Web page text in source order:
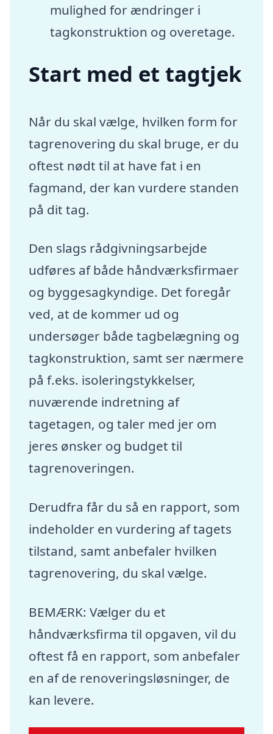
mulighed for ændringer i
tagkonstruktion og overetage.
Start med et tagtjek
Når du skal vælge, hvilken form for
tagrenovering du skal bruge, er du
oftest nødt til at have fat i en
fagmand, der kan vurdere standen
på dit tag.
Den slags rådgivningsarbejde
udføres af både håndværksfirmaer
og byggesagkyndige. Det foregår
ved, at de kommer ud og
undersøger både tagbelægning og
tagkonstruktion, samt ser nærmere
på f.eks. isoleringstykkelser,
nuværende indretning af
tagetagen, og taler med jer om
jeres ønsker og budget til
tagrenoveringen.
Derudfra får du så en rapport, som
indeholder en vurdering af tagets
tilstand, samt anbefaler hvilken
tagrenovering, du skal vælge.
BEMÆRK: Vælger du et
håndværksfirma til opgaven, vil du
oftest få en rapport, som anbefaler
en af de renoveringsløsninger, de
kan levere.